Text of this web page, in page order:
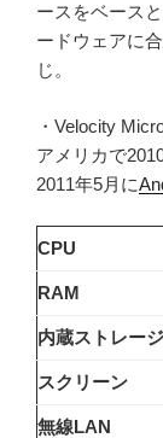
ースをベース
ードウェアに
じ。
・Velocity
アメリカで
2011年5月に
CPU
RAM
内蔵ストレージ
スクリーン
無線LAN